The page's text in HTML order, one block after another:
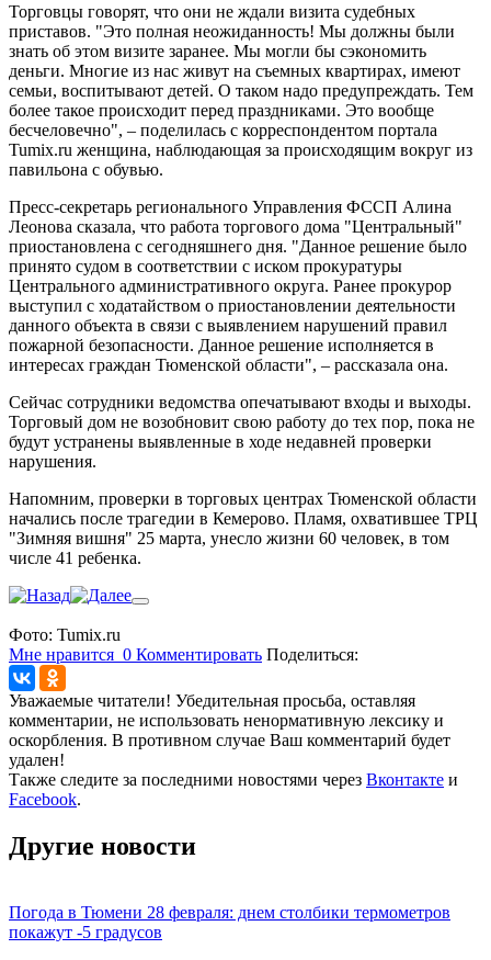
Торговцы говорят, что они не ждали визита судебных
приставов. "Это полная неожиданность! Мы должны были
знать об этом визите заранее. Мы могли бы сэкономить
деньги. Многие из нас живут на съемных квартирах, имеют
семьи, воспитывают детей. О таком надо предупреждать. Тем
более такое происходит перед праздниками. Это вообще
бесчеловечно", – поделилась с корреспондентом портала
Tumix.ru женщина, наблюдающая за происходящим вокруг из
павильона с обувью.
Пресс-секретарь регионального Управления ФССП Алина
Леонова сказала, что работа торгового дома "Центральный"
приостановлена с сегодняшнего дня. "Данное решение было
принято судом в соответствии с иском прокуратуры
Центрального административного округа. Ранее прокурор
выступил с ходатайством о приостановлении деятельности
данного объекта в связи с выявлением нарушений правил
пожарной безопасности. Данное решение исполняется в
интересах граждан Тюменской области", – рассказала она.
Сейчас сотрудники ведомства опечатывают входы и выходы.
Торговый дом не возобновит свою работу до тех пор, пока не
будут устранены выявленные в ходе недавней проверки
нарушения.
Напомним, проверки в торговых центрах Тюменской области
начались после трагедии в Кемерово. Пламя, охватившее ТРЦ
"Зимняя вишня" 25 марта, унесло жизни 60 человек, в том
числе 41 ребенка.
Фото: Tumix.ru
Мне нравится 0 Комментировать Поделиться:
Уважаемые читатели! Убедительная просьба, оставляя
комментарии, не использовать ненормативную лексику и
оскорбления. В противном случае Ваш комментарий будет
удален!
Также следите за последними новостями через Вконтакте и
Facebook.
Другие новости
Погода в Тюмени 28 февраля: днем столбики термометров
покажут -5 градусов